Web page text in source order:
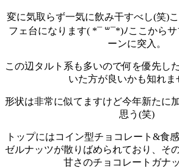
変に気取らず一気に飲み干すべし(笑)
フェ台になります( *¯ ꒳¯*)ﾉここから
ーンに突入。
この辺タルト系も多いので何を優先し
いた方が良いかも知れま
形状は非常に似てますけど今年新たに
思う(笑)
トップにはコイン型チョコレート&食
ゼルナッツが散りばめられており、そ
甘さのチョコレートガナッ